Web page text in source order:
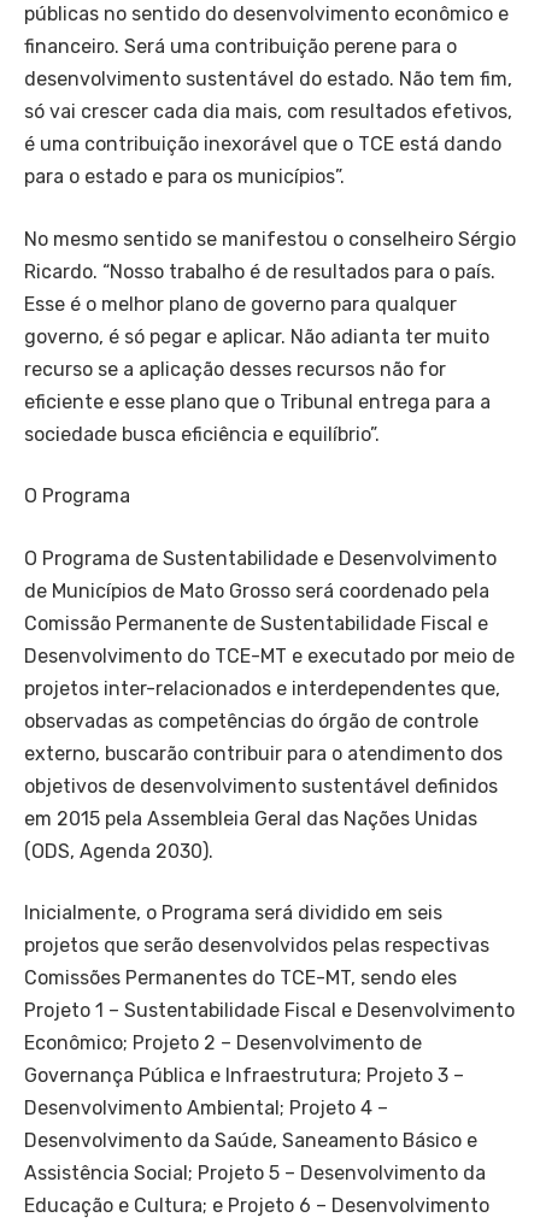
públicas no sentido do desenvolvimento econômico e
financeiro. Será uma contribuição perene para o
desenvolvimento sustentável do estado. Não tem fim,
só vai crescer cada dia mais, com resultados efetivos,
é uma contribuição inexorável que o TCE está dando
para o estado e para os municípios”.
No mesmo sentido se manifestou o conselheiro Sérgio
Ricardo. “Nosso trabalho é de resultados para o país.
Esse é o melhor plano de governo para qualquer
governo, é só pegar e aplicar. Não adianta ter muito
recurso se a aplicação desses recursos não for
eficiente e esse plano que o Tribunal entrega para a
sociedade busca eficiência e equilíbrio”.
O Programa
O Programa de Sustentabilidade e Desenvolvimento
de Municípios de Mato Grosso será coordenado pela
Comissão Permanente de Sustentabilidade Fiscal e
Desenvolvimento do TCE-MT e executado por meio de
projetos inter-relacionados e interdependentes que,
observadas as competências do órgão de controle
externo, buscarão contribuir para o atendimento dos
objetivos de desenvolvimento sustentável definidos
em 2015 pela Assembleia Geral das Nações Unidas
(ODS, Agenda 2030).
Inicialmente, o Programa será dividido em seis
projetos que serão desenvolvidos pelas respectivas
Comissões Permanentes do TCE-MT, sendo eles
Projeto 1 – Sustentabilidade Fiscal e Desenvolvimento
Econômico; Projeto 2 – Desenvolvimento de
Governança Pública e Infraestrutura; Projeto 3 –
Desenvolvimento Ambiental; Projeto 4 –
Desenvolvimento da Saúde, Saneamento Básico e
Assistência Social; Projeto 5 – Desenvolvimento da
Educação e Cultura; e Projeto 6 – Desenvolvimento